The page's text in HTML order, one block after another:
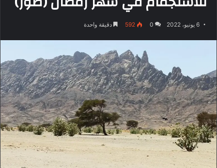
6 يونيو، 2022 0
592 دقيقة واحدة